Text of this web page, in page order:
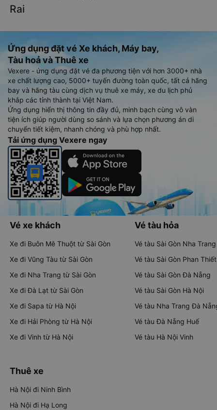
Rai
Ứng dụng đặt vé Xe khách, Máy bay,
Tàu hoả và Thuê xe
Vexere - ứng dụng đặt vé đa phương tiện với hơn 3000+ nhà
xe chất lượng cao, 5000+ tuyến đường toàn quốc, tất cả hãng
bay và hãng tàu cùng dịch vụ thuê xe máy, xe du lịch phủ
khắp các tỉnh thành tại Việt Nam.
Ứng dụng hiển thị thông tin đầy đủ, minh bạch cùng vô vàn
tiện ích giúp người dùng so sánh và lựa chọn phương án di
chuyển tiết kiệm, nhanh chóng và phù hợp nhất.
Tải ứng dụng Vexere ngay
Vé xe khách
Xe đi Buôn Mê Thuột từ Sài Gòn
Xe đi Vũng Tàu từ Sài Gòn
Xe đi Nha Trang từ Sài Gòn
Xe đi Đà Lạt từ Sài Gòn
Xe đi Sapa từ Hà Nội
Xe đi Hải Phòng từ Hà Nội
Xe đi Vinh từ Hà Nội
Vé tàu hỏa
Vé tàu Sài Gòn Nha Trang
Vé tàu Sài Gòn Phan Thiết
Vé tàu Sài Gòn Đà Nẵng
Vé tàu Sài Gòn Hà Nội
Vé tàu Nha Trang Đà
Vé tàu Đà Nẵng Huế
Vé tàu Hà Nội Vinh
Thuê xe
Hà Nội đi Ninh Bình
Hà Nội đi Hạ Long